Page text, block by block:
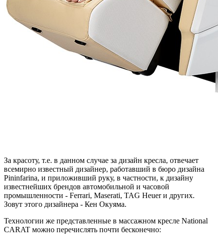
За красоту, т.е. в данном случае за дизайн кресла, отвечает
всемирно известный дизайнер, работавший в бюро дизайна
Pininfarina, и приложивший руку, в частности, к дизайну
известнейших брендов автомобильной и часовой
промышленности - Ferrari, Maserati, TAG Heuer и других.
Зовут этого дизайнера - Кен Окуяма.
Технологии же представленные в массажном кресле National
CARAT можно перечислять почти бесконечно: